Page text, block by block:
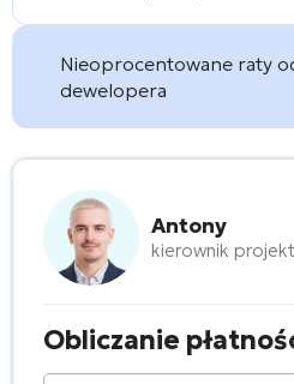
Nieoprocentowane raty
dewelopera
Antony
kierownik
Obliczanie